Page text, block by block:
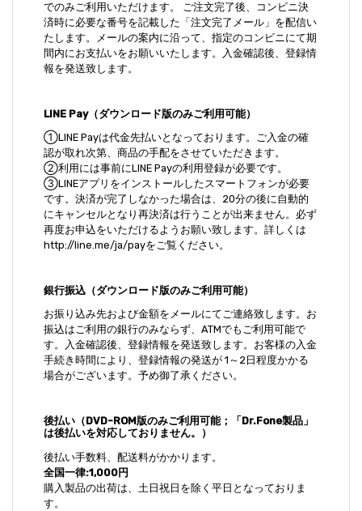
でのみご利用いただけます。 ご注文完了後、コンビニ決
済時に必要な番号を記載した「注文完了メール」を配信い
たします。メールの案内に沿って、指定のコンビニにて期
間内にお支払いをお願いいたします。入金確認後、登録情
報を発送致します。
LINE Pay（ダウンロード版のみご利用可能）
①LINE Payは代金先払いとなっております。ご入金の確
認が取れ次第、商品の手配をさせていただきます。
②利用には事前にLINE Payの利用登録が必要です。
③LINEアプリをインストールしたスマートフォンが必要
です。決済が完了しなかった場合は、20分の後に自動的
にキャンセルとなり再決済は行うことが出来ません。必ず
再度お申込をいただけるようお願い致します。詳しくは
http://line.me/ja/payをご覧ください。
銀行振込（ダウンロード版のみご利用可能）
お振り込み先および金額をメールにてご連絡致します。お
振込はご利用の銀行のみならず、ATMでもご利用可能で
す。入金確認後、登録情報を発送致します。お客様の入金
手続き時間により、登録情報の発送が 1～2日程度かかる
場合がございます。予め御了承ください。
後払い（DVD-ROM版のみご利用可能；「Dr.Fone製品」
は後払いを対応しておりません。）
後払い手数料、配送料がかかります。
全国一律:1,000円
購入製品の出荷は、土日祝日を除く平日となっておりま
す。